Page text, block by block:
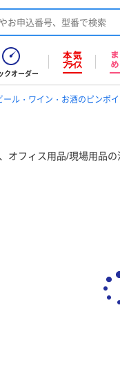
クオーダー
ール・ワイン・お酒のピンポ
オフィス用品/現場用品の